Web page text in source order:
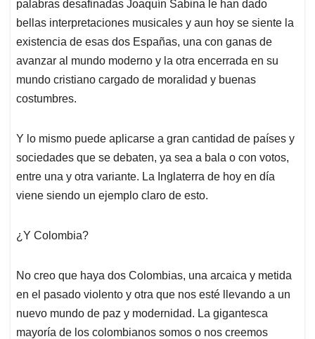
palabras desafinadas Joaquín Sabina le han dado
bellas interpretaciones musicales y aun hoy se siente la
existencia de esas dos Españas, una con ganas de
avanzar al mundo moderno y la otra encerrada en su
mundo cristiano cargado de moralidad y buenas
costumbres.
Y lo mismo puede aplicarse a gran cantidad de países y
sociedades que se debaten, ya sea a bala o con votos,
entre una y otra variante. La Inglaterra de hoy en día
viene siendo un ejemplo claro de esto.
¿Y Colombia?
No creo que haya dos Colombias, una arcaica y metida
en el pasado violento y otra que nos esté llevando a un
nuevo mundo de paz y modernidad. La gigantesca
mayoría de los colombianos somos o nos creemos